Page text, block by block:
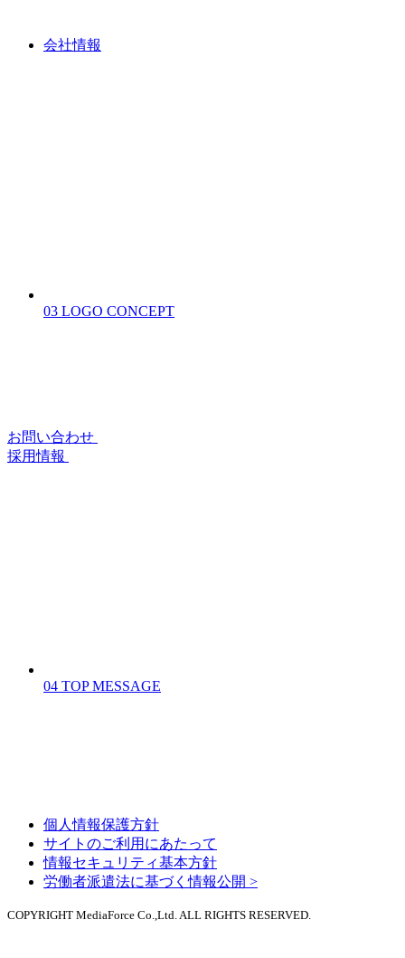
会社情報
お問い合わせ
採用情報
個人情報保護方針
サイトのご利用にあたって
情報セキュリティ基本方針
労働者派遣法に基づく情報公開 >
COPYRIGHT MediaForce Co.,Ltd. ALL RIGHTS RESERVED.
03 LOGO CONCEPT
04 TOP MESSAGE